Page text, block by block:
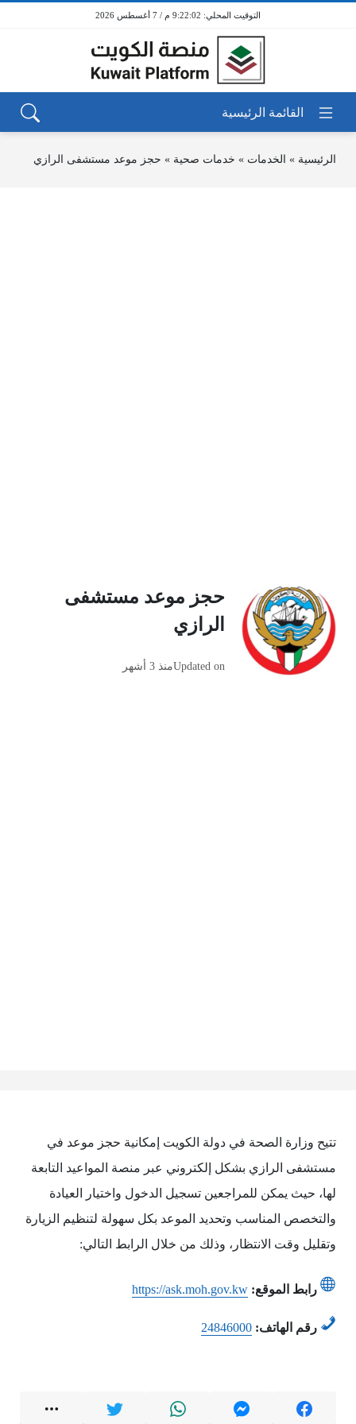
9:22:02 م / 7 أغسطس 2026
الرئيسية » الخدمات » خدمات صحية » حجز موعد مستشفى الرازي
حجز موعد مستشفى
الرازي
Updated onمنذ 3 أشهر
تتيح وزارة الصحة في دولة الكويت إمكانية حجز موعد في
مستشفى الرازي بشكل إلكتروني عبر منصة المواعيد التابعة
لها، حيث يمكن للمراجعين تسجيل الدخول واختيار العيادة
والتخصص المناسب وتحديد الموعد بكل سهولة لتنظيم الزيارة
وتقليل وقت الانتظار، وذلك من خلال الرابط التالي:
رابط الموقع: https://ask.moh.gov.kw
رقم الهاتف: 24846000